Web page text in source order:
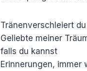
Tränenverschleiert du
Geliebte meiner
falls du kannst
Erinnerungen, immer